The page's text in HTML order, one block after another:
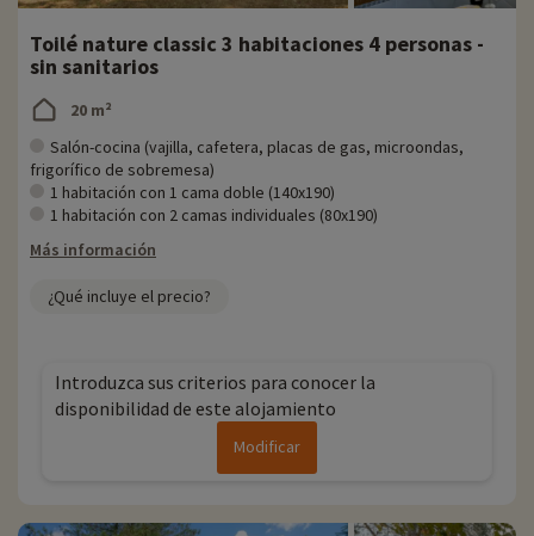
Toilé nature classic 3 habitaciones 4 personas -
sin sanitarios
20 m²
Salón-cocina (vajilla, cafetera, placas de gas, microondas,
frigorífico de sobremesa)
1 habitación con 1 cama doble (140x190)
1 habitación con 2 camas individuales (80x190)
Más información
¿Qué incluye el precio?
Introduzca sus criterios para conocer la
disponibilidad de este alojamiento
Modificar